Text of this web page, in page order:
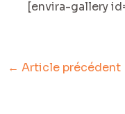
[envira-gallery
← Article précédent